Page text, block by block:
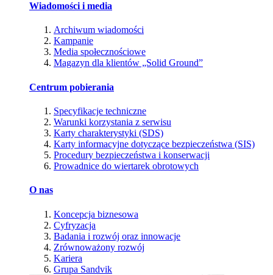
Wiadomości i media
Archiwum wiadomości
Kampanie
Media społecznościowe
Magazyn dla klientów „Solid Ground”
Centrum pobierania
Specyfikacje techniczne
Warunki korzystania z serwisu
Karty charakterystyki (SDS)
Karty informacyjne dotyczące bezpieczeństwa (SIS)
Procedury bezpieczeństwa i konserwacji
Prowadnice do wiertarek obrotowych
O nas
Koncepcja biznesowa
Cyfryzacja
Badania i rozwój oraz innowacje
Zrównoważony rozwój
Kariera
Grupa Sandvik